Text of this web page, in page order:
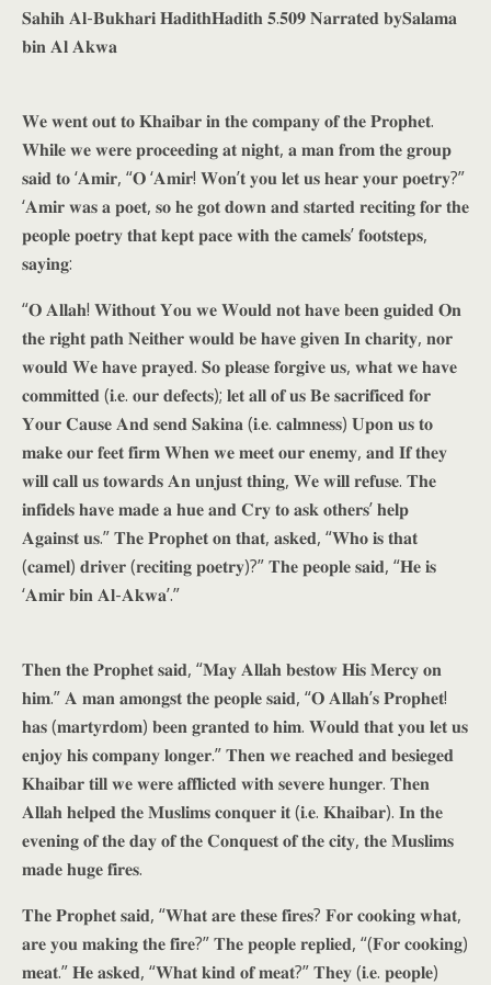
𝐒𝐚𝐡𝐢𝐡 𝐀𝐥-𝐁𝐮𝐤𝐡𝐚𝐫𝐢 𝐇𝐚𝐝𝐢𝐭𝐡𝐇𝐚𝐝𝐢𝐭𝐡 𝟓.𝟓𝟎𝟗 𝐍𝐚𝐫𝐫𝐚𝐭𝐞𝐝 𝐛𝐲𝐒𝐚𝐥𝐚𝐦𝐚
𝐛𝐢𝐧 𝐀𝐥 𝐀𝐤𝐰𝐚
𝐖𝐞 𝐰𝐞𝐧𝐭 𝐨𝐮𝐭 𝐭𝐨 𝐊𝐡𝐚𝐢𝐛𝐚𝐫 𝐢𝐧 𝐭𝐡𝐞 𝐜𝐨𝐦𝐩𝐚𝐧𝐲 𝐨𝐟 𝐭𝐡𝐞 𝐏𝐫𝐨𝐩𝐡𝐞𝐭.
𝐖𝐡𝐢𝐥𝐞 𝐰𝐞 𝐰𝐞𝐫𝐞 𝐩𝐫𝐨𝐜𝐞𝐞𝐝𝐢𝐧𝐠 𝐚𝐭 𝐧𝐢𝐠𝐡𝐭, 𝐚 𝐦𝐚𝐧 𝐟𝐫𝐨𝐦 𝐭𝐡𝐞 𝐠𝐫𝐨𝐮𝐩
𝐬𝐚𝐢𝐝 𝐭𝐨 ‘𝐀𝐦𝐢𝐫, “𝐎 ‘𝐀𝐦𝐢𝐫! 𝐖𝐨𝐧’𝐭 𝐲𝐨𝐮 𝐥𝐞𝐭 𝐮𝐬 𝐡𝐞𝐚𝐫 𝐲𝐨𝐮𝐫 𝐩𝐨𝐞𝐭𝐫𝐲?”
‘𝐀𝐦𝐢𝐫 𝐰𝐚𝐬 𝐚 𝐩𝐨𝐞𝐭, 𝐬𝐨 𝐡𝐞 𝐠𝐨𝐭 𝐝𝐨𝐰𝐧 𝐚𝐧𝐝 𝐬𝐭𝐚𝐫𝐭𝐞𝐝 𝐫𝐞𝐜𝐢𝐭𝐢𝐧𝐠 𝐟𝐨𝐫 𝐭𝐡𝐞
𝐩𝐞𝐨𝐩𝐥𝐞 𝐩𝐨𝐞𝐭𝐫𝐲 𝐭𝐡𝐚𝐭 𝐤𝐞𝐩𝐭 𝐩𝐚𝐜𝐞 𝐰𝐢𝐭𝐡 𝐭𝐡𝐞 𝐜𝐚𝐦𝐞𝐥𝐬’ 𝐟𝐨𝐨𝐭𝐬𝐭𝐞𝐩𝐬,
𝐬𝐚𝐲𝐢𝐧𝐠:
“𝐎 𝐀𝐥𝐥𝐚𝐡! 𝐖𝐢𝐭𝐡𝐨𝐮𝐭 𝐘𝐨𝐮 𝐰𝐞 𝐖𝐨𝐮𝐥𝐝 𝐧𝐨𝐭 𝐡𝐚𝐯𝐞 𝐛𝐞𝐞𝐧 𝐠𝐮𝐢𝐝𝐞𝐝 𝐎𝐧
𝐭𝐡𝐞 𝐫𝐢𝐠𝐡𝐭 𝐩𝐚𝐭𝐡 𝐍𝐞𝐢𝐭𝐡𝐞𝐫 𝐰𝐨𝐮𝐥𝐝 𝐛𝐞 𝐡𝐚𝐯𝐞 𝐠𝐢𝐯𝐞𝐧 𝐈𝐧 𝐜𝐡𝐚𝐫𝐢𝐭𝐲, 𝐧𝐨𝐫
𝐰𝐨𝐮𝐥𝐝 𝐖𝐞 𝐡𝐚𝐯𝐞 𝐩𝐫𝐚𝐲𝐞𝐝. 𝐒𝐨 𝐩𝐥𝐞𝐚𝐬𝐞 𝐟𝐨𝐫𝐠𝐢𝐯𝐞 𝐮𝐬, 𝐰𝐡𝐚𝐭 𝐰𝐞 𝐡𝐚𝐯𝐞
𝐜𝐨𝐦𝐦𝐢𝐭𝐭𝐞𝐝 (𝐢.𝐞. 𝐨𝐮𝐫 𝐝𝐞𝐟𝐞𝐜𝐭𝐬); 𝐥𝐞𝐭 𝐚𝐥𝐥 𝐨𝐟 𝐮𝐬 𝐁𝐞 𝐬𝐚𝐜𝐫𝐢𝐟𝐢𝐜𝐞𝐝 𝐟𝐨𝐫
𝐘𝐨𝐮𝐫 𝐂𝐚𝐮𝐬𝐞 𝐀𝐧𝐝 𝐬𝐞𝐧𝐝 𝐒𝐚𝐤𝐢𝐧𝐚 (𝐢.𝐞. 𝐜𝐚𝐥𝐦𝐧𝐞𝐬𝐬) 𝐔𝐩𝐨𝐧 𝐮𝐬 𝐭𝐨
𝐦𝐚𝐤𝐞 𝐨𝐮𝐫 𝐟𝐞𝐞𝐭 𝐟𝐢𝐫𝐦 𝐖𝐡𝐞𝐧 𝐰𝐞 𝐦𝐞𝐞𝐭 𝐨𝐮𝐫 𝐞𝐧𝐞𝐦𝐲, 𝐚𝐧𝐝 𝐈𝐟 𝐭𝐡𝐞𝐲
𝐰𝐢𝐥𝐥 𝐜𝐚𝐥𝐥 𝐮𝐬 𝐭𝐨𝐰𝐚𝐫𝐝𝐬 𝐀𝐧 𝐮𝐧𝐣𝐮𝐬𝐭 𝐭𝐡𝐢𝐧𝐠, 𝐖𝐞 𝐰𝐢𝐥𝐥 𝐫𝐞𝐟𝐮𝐬𝐞. 𝐓𝐡𝐞
𝐢𝐧𝐟𝐢𝐝𝐞𝐥𝐬 𝐡𝐚𝐯𝐞 𝐦𝐚𝐝𝐞 𝐚 𝐡𝐮𝐞 𝐚𝐧𝐝 𝐂𝐫𝐲 𝐭𝐨 𝐚𝐬𝐤 𝐨𝐭𝐡𝐞𝐫𝐬’ 𝐡𝐞𝐥𝐩
𝐀𝐠𝐚𝐢𝐧𝐬𝐭 𝐮𝐬.” 𝐓𝐡𝐞 𝐏𝐫𝐨𝐩𝐡𝐞𝐭 𝐨𝐧 𝐭𝐡𝐚𝐭, 𝐚𝐬𝐤𝐞𝐝, “𝐖𝐡𝐨 𝐢𝐬 𝐭𝐡𝐚𝐭
(𝐜𝐚𝐦𝐞𝐥) 𝐝𝐫𝐢𝐯𝐞𝐫 (𝐫𝐞𝐜𝐢𝐭𝐢𝐧𝐠 𝐩𝐨𝐞𝐭𝐫𝐲)?” 𝐓𝐡𝐞 𝐩𝐞𝐨𝐩𝐥𝐞 𝐬𝐚𝐢𝐝, “𝐇𝐞 𝐢𝐬
‘𝐀𝐦𝐢𝐫 𝐛𝐢𝐧 𝐀𝐥-𝐀𝐤𝐰𝐚’.”
𝐓𝐡𝐞𝐧 𝐭𝐡𝐞 𝐏𝐫𝐨𝐩𝐡𝐞𝐭 𝐬𝐚𝐢𝐝, “𝐌𝐚𝐲 𝐀𝐥𝐥𝐚𝐡 𝐛𝐞𝐬𝐭𝐨𝐰 𝐇𝐢𝐬 𝐌𝐞𝐫𝐜𝐲 𝐨𝐧
𝐡𝐢𝐦.” 𝐀 𝐦𝐚𝐧 𝐚𝐦𝐨𝐧𝐠𝐬𝐭 𝐭𝐡𝐞 𝐩𝐞𝐨𝐩𝐥𝐞 𝐬𝐚𝐢𝐝, “𝐎 𝐀𝐥𝐥𝐚𝐡’𝐬 𝐏𝐫𝐨𝐩𝐡𝐞𝐭!
𝐡𝐚𝐬 (𝐦𝐚𝐫𝐭𝐲𝐫𝐝𝐨𝐦) 𝐛𝐞𝐞𝐧 𝐠𝐫𝐚𝐧𝐭𝐞𝐝 𝐭𝐨 𝐡𝐢𝐦. 𝐖𝐨𝐮𝐥𝐝 𝐭𝐡𝐚𝐭 𝐲𝐨𝐮 𝐥𝐞𝐭 𝐮𝐬
𝐞𝐧𝐣𝐨𝐲 𝐡𝐢𝐬 𝐜𝐨𝐦𝐩𝐚𝐧𝐲 𝐥𝐨𝐧𝐠𝐞𝐫.” 𝐓𝐡𝐞𝐧 𝐰𝐞 𝐫𝐞𝐚𝐜𝐡𝐞𝐝 𝐚𝐧𝐝 𝐛𝐞𝐬𝐢𝐞𝐠𝐞𝐝
𝐊𝐡𝐚𝐢𝐛𝐚𝐫 𝐭𝐢𝐥𝐥 𝐰𝐞 𝐰𝐞𝐫𝐞 𝐚𝐟𝐟𝐥𝐢𝐜𝐭𝐞𝐝 𝐰𝐢𝐭𝐡 𝐬𝐞𝐯𝐞𝐫𝐞 𝐡𝐮𝐧𝐠𝐞𝐫. 𝐓𝐡𝐞𝐧
𝐀𝐥𝐥𝐚𝐡 𝐡𝐞𝐥𝐩𝐞𝐝 𝐭𝐡𝐞 𝐌𝐮𝐬𝐥𝐢𝐦𝐬 𝐜𝐨𝐧𝐪𝐮𝐞𝐫 𝐢𝐭 (𝐢.𝐞. 𝐊𝐡𝐚𝐢𝐛𝐚𝐫). 𝐈𝐧 𝐭𝐡𝐞
𝐞𝐯𝐞𝐧𝐢𝐧𝐠 𝐨𝐟 𝐭𝐡𝐞 𝐝𝐚𝐲 𝐨𝐟 𝐭𝐡𝐞 𝐂𝐨𝐧𝐪𝐮𝐞𝐬𝐭 𝐨𝐟 𝐭𝐡𝐞 𝐜𝐢𝐭𝐲, 𝐭𝐡𝐞 𝐌𝐮𝐬𝐥𝐢𝐦𝐬
𝐦𝐚𝐝𝐞 𝐡𝐮𝐠𝐞 𝐟𝐢𝐫𝐞𝐬.
𝐓𝐡𝐞 𝐏𝐫𝐨𝐩𝐡𝐞𝐭 𝐬𝐚𝐢𝐝, “𝐖𝐡𝐚𝐭 𝐚𝐫𝐞 𝐭𝐡𝐞𝐬𝐞 𝐟𝐢𝐫𝐞𝐬? 𝐅𝐨𝐫 𝐜𝐨𝐨𝐤𝐢𝐧𝐠 𝐰𝐡𝐚𝐭,
𝐚𝐫𝐞 𝐲𝐨𝐮 𝐦𝐚𝐤𝐢𝐧𝐠 𝐭𝐡𝐞 𝐟𝐢𝐫𝐞?” 𝐓𝐡𝐞 𝐩𝐞𝐨𝐩𝐥𝐞 𝐫𝐞𝐩𝐥𝐢𝐞𝐝, “(𝐅𝐨𝐫 𝐜𝐨𝐨𝐤𝐢𝐧𝐠)
𝐦𝐞𝐚𝐭.” 𝐇𝐞 𝐚𝐬𝐤𝐞𝐝, “𝐖𝐡𝐚𝐭 𝐤𝐢𝐧𝐝 𝐨𝐟 𝐦𝐞𝐚𝐭?” 𝐓𝐡𝐞𝐲 (𝐢.𝐞. 𝐩𝐞𝐨𝐩𝐥𝐞)